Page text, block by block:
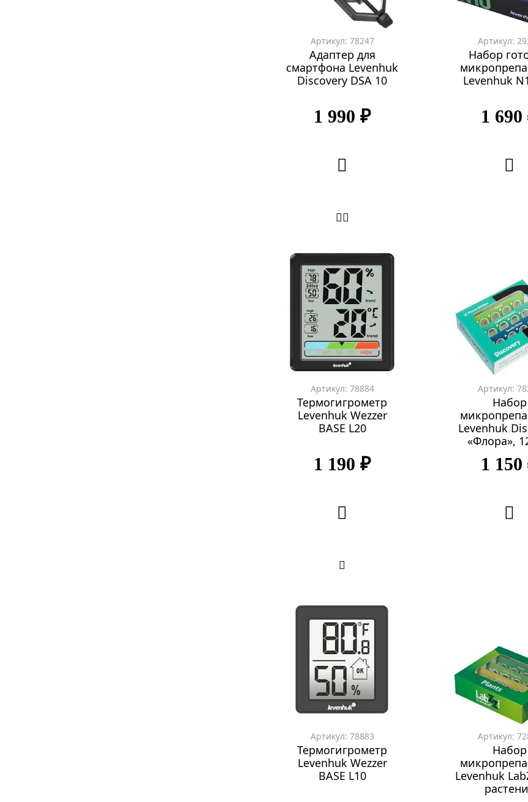
Артикул: 78247
Адаптер для
смартфона Levenhuk
Discovery DSA 10
1 990 ₽
Артикул:
Набор
Levenhuk
1 690
Артикул: 78884
Термогигрометр
Levenhuk Wezzer
BASE L20
1 190 ₽
Артикул:
Набор
Levenhuk
«Флора»,
1 150
Артикул: 78883
Термогигрометр
Levenhuk Wezzer
BASE L10
Артикул:
Набор
Levenhuk